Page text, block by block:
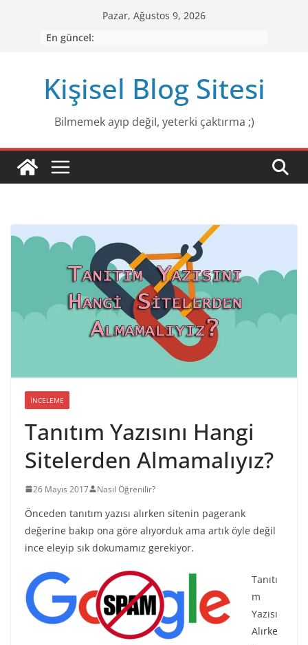
Pazar, Ağustos 9, 2026
En güncel:
Kişisel Blog Sitesi
Bilmemek ayıp değiI, yeterki çaktırma ;)
İNCELEME
Tanıtım Yazısını Hangi
Sitelerden Almamalıyız?
26 Mayıs 2017 Nasıl Öğrenilir?
Önceden tanıtım yazısı alırken sitenin pagerank
değerine bakıp ona göre alıyorduk ama artık öyle değil
ince eleyip sık dokumamız gerekiyor.
Tanıtı
m
Yazısı
Alırke